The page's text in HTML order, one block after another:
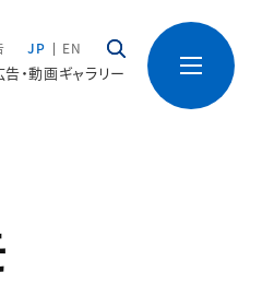
JP EN
告・動画ギャラリー